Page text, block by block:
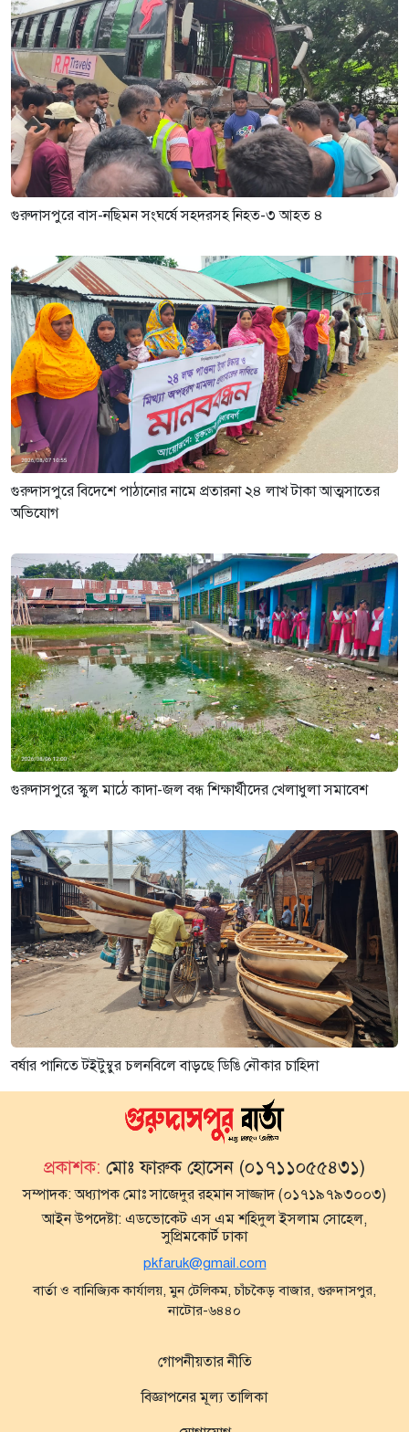
গুরুদাসপুরে বাস-নছিমন সংঘর্ষে সহদরসহ নিহত-৩ আহত ৪
গুরুদাসপুরে বিদেশে পাঠানোর নামে প্রতারনা ২৪ লাখ টাকা আত্মসাতের
অভিযোগ
গুরুদাসপুরে স্কুল মাঠে কাদা-জল বন্ধ শিক্ষার্থীদের খেলাধুলা সমাবেশ
বর্ষার পানিতে টইটুম্বুর চলনবিলে বাড়ছে ডিঙি নৌকার চাহিদা
প্রকাশক: মোঃ ফারুক হোসেন (০১৭১১০৫৫৪৩১)
সম্পাদক:অধ্যাপক মোঃ সাজেদুর রহমান সাজ্জাদ (০১৭১৯৭৯৩০০৩)
আইন উপদেষ্টা: এডভোকেট এস এম শহিদুল ইসলাম সোহেল,
সুপ্রিমকোর্ট ঢাকা
pkfaruk@gmail.com
বার্তা ও বানিজ্যিক কার্যালয়, মুন টেলিকম, চাঁচকৈড় বাজার, গুরুদাসপুর,
নাটোর-৬৪৪০
গোপনীয়তার নীতি
বিজ্ঞাপনের মূল্য তালিকা